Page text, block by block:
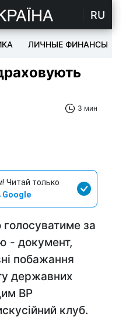
RU
ЛИЧНЫЕ ФИНАНСЫ
3 мин
Читай только
Google
за
- документ,
побажання
державних
ВР
клуб.